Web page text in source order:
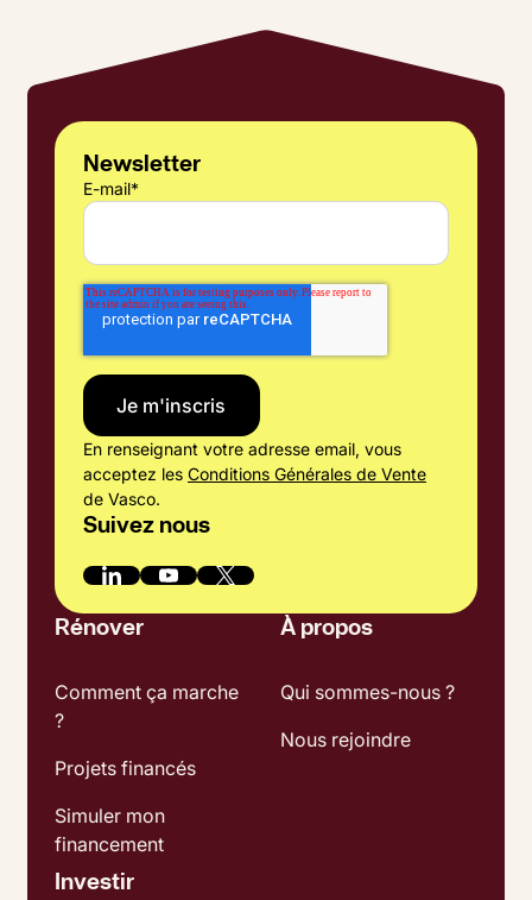
Newsletter
E-mail*
En renseignant votre adresse email, vous
acceptez les Conditions Générales de Vente
de Vasco.
Suivez nous
Rénover
Comment ça marche
?
Projets financés
Simuler mon
financement
Investir
À propos
Qui sommes-nous ?
Nous rejoindre